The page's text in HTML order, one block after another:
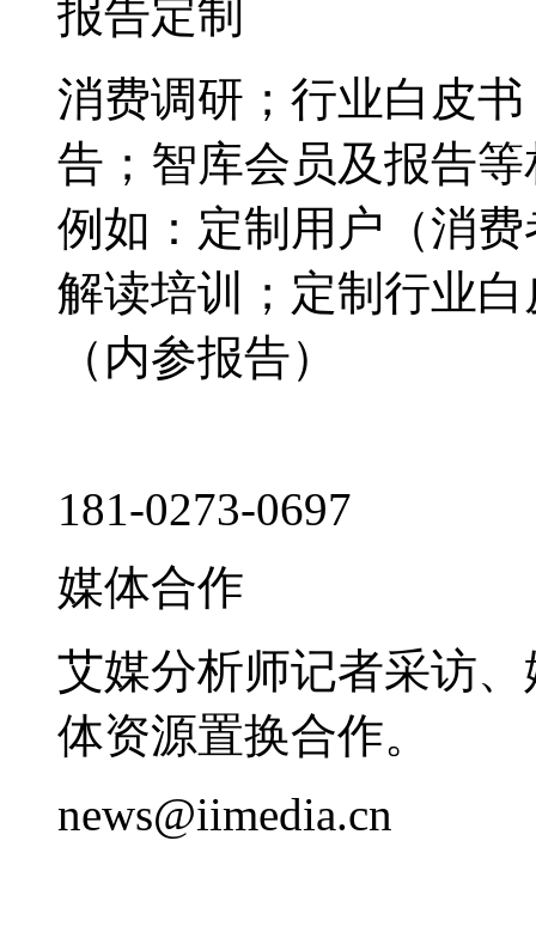
报告定制
消费调研；行业白皮
告；智库会员及报告
例如：定制用户（消
解读培训；定制行业
（内参报告）
181-0273-0697
媒体合作
艾媒分析师记者采访
体资源置换合作。
news@iimedia.cn